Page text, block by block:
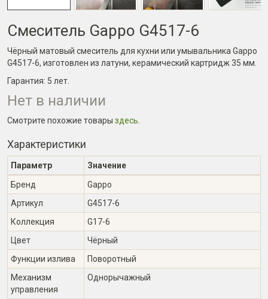
Смеситель Gappo G4517-6
Чёрный матовый смеситель для кухни или умывальника Gappo
G4517-6, изготовлен из латуни, керамический картридж 35 мм.
Гарантия: 5 лет
Нет в наличии
Смотрите похожие товары здесь
Характеристики
Параметр
Значение
Бренд
Gappo
Артикул
G4517-6
Коллекция
G17-6
Цвет
Чёрный
Функции излива
Поворотный
Механизм
управления
Однорычажный